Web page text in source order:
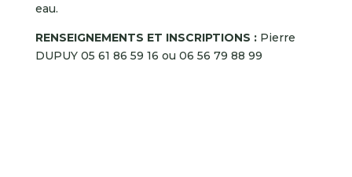
eau.
RENSEIGNEMENTS ET INSCRIPTIONS : Pierre
DUPUY 05 61 86 59 16 ou 06 56 79 88 99